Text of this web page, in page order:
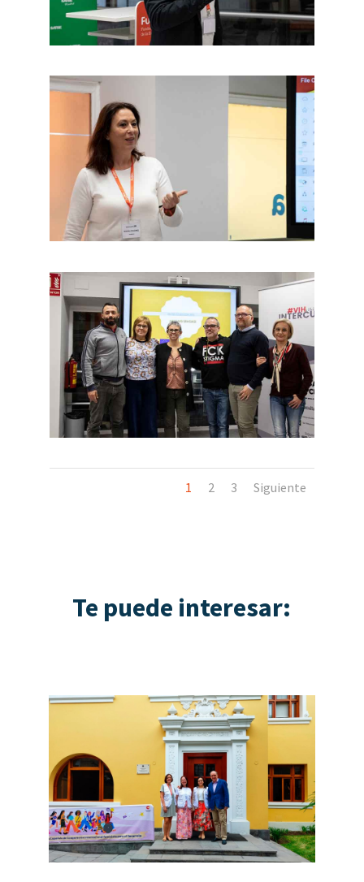
1 2 3 Siguiente
Te puede interesar: